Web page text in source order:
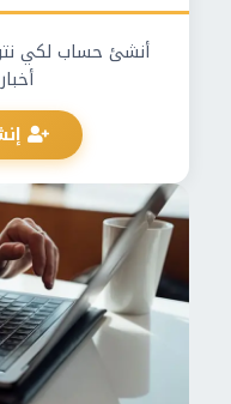
أنشئ حساب لكي